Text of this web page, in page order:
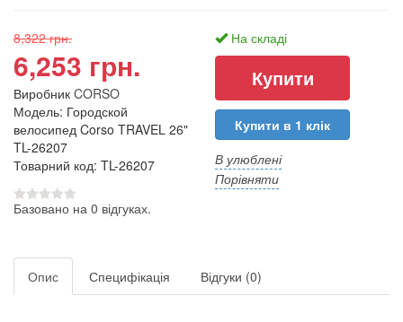
8,322 грн.
6,253 грн.
Виробник CORSO
Модель: Городской
велосипед Corso TRAVEL 26"
TL-26207
Товарний код: TL-26207
Базовано на 0 відгуках.
На складі
Купити в 1 клік
В улюблені
Порівняти
Опис Специфікація Відгуки (0)